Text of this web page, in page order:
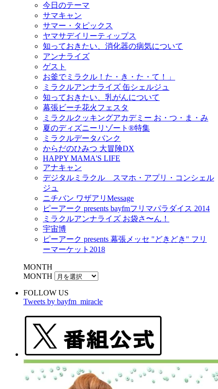
今日のテーマ
サマキャン
サマー・タピックス
ヤマサデイリーティップス
知っておきたい、消化器の病気について
アンナライズ
ゲスト
お釜でミラクル！た・き・た・て！」
ミラクルアンナライズ 缶シェルジュ
知っておきたい、乳がんについて
幕張ビーチ花火フェスタ
ミラクルクッキングアカデミー お・つ・ま・み
夏のディズニーリゾート®特集
ミラクルデータバンク
からだのひみつ 大冒険DX
HAPPY MAMA'S LIFE
アナキャン
デジタルミラクル スマホ・アプリ・コンシェル
ジュ
ニチバン ワザアリMessage
ピーアーク presents bayfmフリマパラダイス 2014
ミラクルアンナライズ お袋さ〜ん！
宇宙博
ピーアーク presents 幕張メッセ "どきどき" フリ
ーマーケット2018
MONTH
MONTH
FOLLOW US
Tweets by bayfm_miracle